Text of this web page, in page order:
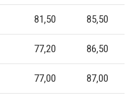
81,50 85,50
77,20 86,50
77,00 87,00